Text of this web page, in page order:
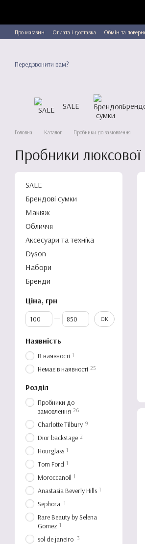
Про магазин Оплата і доставка Обмін та
Передзвонити вам?
SALE
Головна Каталог Пробники до замовлення
Пробники
SALE
Брендові сумки
Макіяж
Обличчя
Аксесуари та техніка
Dyson
Набори
Бренди
Ціна, грн
Від Ціна, грн
До Ціна, грн ОК
Наявність
В наявності 1
Немає в наявності 25
Розділ
Пробники до
замовлення 26
Charlotte Tilbury 9
Dior backstage 2
Hourglass 1
Tom Ford 1
Moroccanoil 1
Anastasia Beverly Hills 1
Sephora 1
Rare Beauty by Selena
Gomez 1
sol de janeiro 3